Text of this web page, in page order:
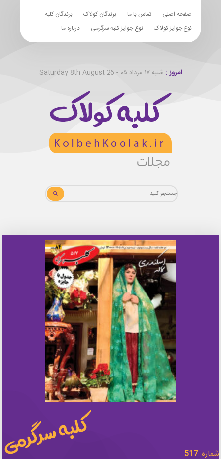
صفحه اصلی تماس با ما برندگان کولاک
برندگان کلبه
نوع جوایز کولاک
نوع جوایز کلبه سرگرمی درباره ما
امروز : شنبه ۱۷ مرداد ۰۵ - Saturday 8th August 26
شماره :517